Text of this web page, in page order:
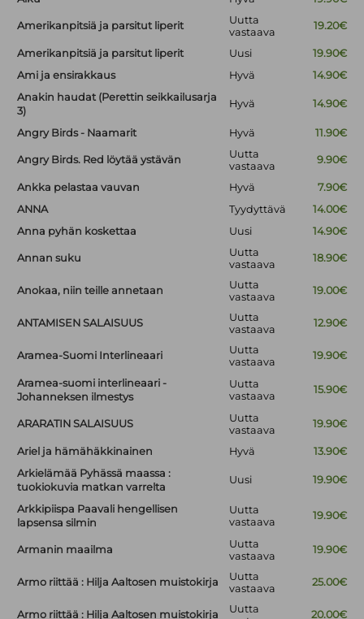
Amerikanpitsiä ja parsitut liperit
Uutta
vastaava
19.20€
Amerikanpitsiä ja parsitut liperit Uusi
19.90€
Ami ja ensirakkaus
Hyvä
14.90€
Anakin haudat (Perettin seikkailusarja
3)
Hyvä 14.90€
Angry Birds - Naamarit Hyvä 11.90€
Angry Birds. Red löytää ystävän
Uutta
vastaava
9.90€
Ankka pelastaa vauvan Hyvä
7.90€
ANNA
Tyydyttävä
14.00€
Anna pyhän koskettaa
Uusi 14.90€
Annan suku
Uutta
vastaava
18.90€
Anokaa, niin teille annetaan
Uutta
vastaava
19.00€
ANTAMISEN SALAISUUS
Uutta
vastaava
12.90€
Aramea-Suomi Interlineaari
Uutta
vastaava
19.90€
Aramea-suomi interlineaari -
Johanneksen ilmestys
Uutta
vastaava
15.90€
ARARATIN SALAISUUS
Uutta
vastaava
19.90€
Ariel ja hämähäkkinainen Hyvä
13.90€
Arkielämää Pyhässä maassa :
tuokiokuvia matkan varrelta
Uusi 19.90€
Arkkipiispa Paavali hengellisen
lapsensa silmin
Uutta
vastaava
19.90€
Armanin maailma
Uutta
vastaava
19.90€
Armo riittää : Hilja Aaltosen muistokirja
Uutta
vastaava
25.00€
Armo riittää : Hilja Aaltosen muistokirja
Uutta
20.00€